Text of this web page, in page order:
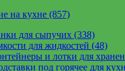
на кухне (857)
для сыпучих (338)
для жидкостей (48)
и лотки для
под горячее для